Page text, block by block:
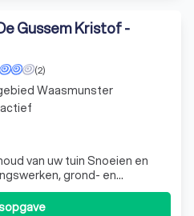
Gussem Kristof -
(2)
van uw tuin Snoeien en
grond- en
van afsluitingen, gazons en
van tuinen
Waasmunster
actief